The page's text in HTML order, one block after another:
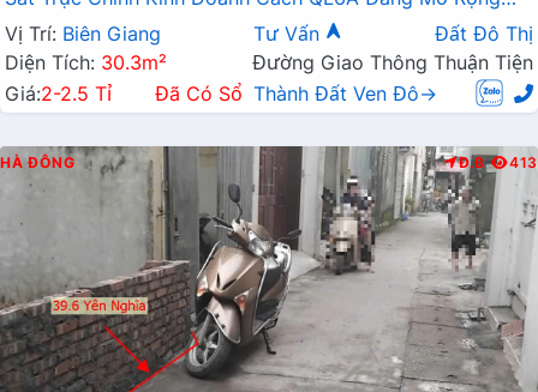
Chỉ Vài Trăm Mét
Vị Trí: Biên Giang Tư Vấn
Đất Đô Thị
Diện Tích: 30.3m²
Đường Giao Thông Thuận Tiện
Giá:2-2.5 Tỉ Đã Có Sổ Thành Đất Ven Đô→
HÀ ĐÔNG Đ.B 413